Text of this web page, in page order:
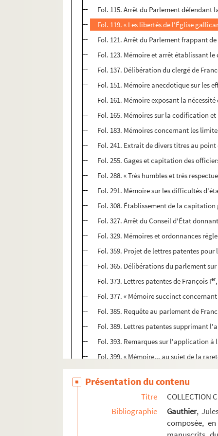
Fol. 115. Arrêt du Parlement
Fol. 119. « Les libertés de l'Église
Fol. 121. Arrêt du Parlement frappant
Fol. 123. Mémoire et arrêt établissant
Fol. 137. Délibération du clergé de
Fol. 151. Mémoire anecdotique sur les
Fol. 161. Mémoire exposant la
Fol. 165. Mémoires sur la codification
Fol. 183. Mémoires concernant les
Fol. 241. Extrait de divers titres au
Fol. 255. Gages et capitation des
Fol. 288. « Très humbles et très
Fol. 291. Mémoire sur les difficultés
Fol. 308. Établissement de la capitation
Fol. 327. Arrêt du Conseil d'État
Fol. 329. Mémoires et ordonnances
Fol. 359. Projet de lettres patentes
Fol. 365. Délibérations du parlement
Fol. 373. Lettres patentes de François Ier
Fol. 377. « Mémoire succinct
Fol. 385. Requête au parlement de
Fol. 389. Lettres patentes supprimant
Fol. 393. Remarques sur l'application à
Fol. 399. « Mémoire... au sujet de la
Fol. 413. Mémoire des anciennes
Fol. 417. Mémoire de la ville de
Fol. 421. Avis du parlement, contraire
1. « Tables des pièces contenuës en
2. « Observations du procureur
Présentation du contenu
Titre
COLLECTION
Bibliographie
Gauthier,
composée,